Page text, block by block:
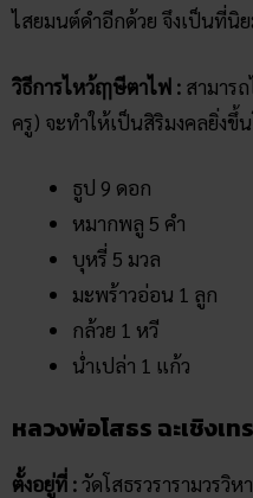
ไสยมนต์ดำอีกด้วย จึงเป็นที่นิ
วิธีการไหว้ฤๅษีตาไฟ : สามาร
ครู) จะทำให้เป็นสิริมงคลยิ่งขึ้
ธูป 9 ดอก
หมากพลู 5 คำ
บุหรี่ 5 มวล
มะพร้าวอ่อน 1 ลูก
กล้วย 1 หวี
น่ำเปล่า 1 แก้ว
หลวงพ่อโสธร ฉะเชิงเท
ตั้งอยู่ที่ :วัดโสธรวรารามวรวิ